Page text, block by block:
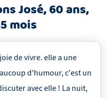
José,60 ans,
mois
de vivre. elle a une
d'humour, c'est un
avec elle ! La nuit,